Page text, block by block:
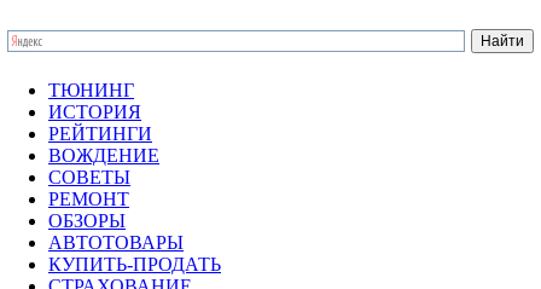
ТЮНИНГ
ИСТОРИЯ
РЕЙТИНГИ
ВОЖДЕНИЕ
СОВЕТЫ
РЕМОНТ
ОБЗОРЫ
АВТОТОВАРЫ
КУПИТЬ-ПРОДАТЬ